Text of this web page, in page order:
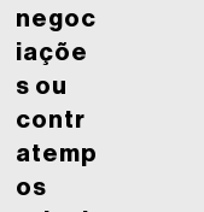
negoc
iaçõe
s ou
contr
atemp
os